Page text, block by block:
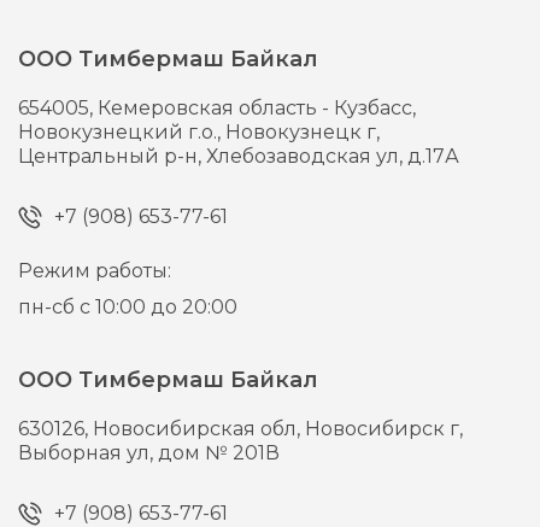
ООО Тимбермаш Байкал
654005, Кемеровская область - Кузбасс,
Новокузнецкий г.о., Новокузнецк г,
Центральный р-н, Хлебозаводская ул, д.17А
+7 (908) 653-77-61
Режим работы:
пн-сб с 10:00 до 20:00
ООО Тимбермаш Байкал
630126, Новосибирская обл, Новосибирск г,
Выборная ул, дом № 201В
+7 (908) 653-77-61